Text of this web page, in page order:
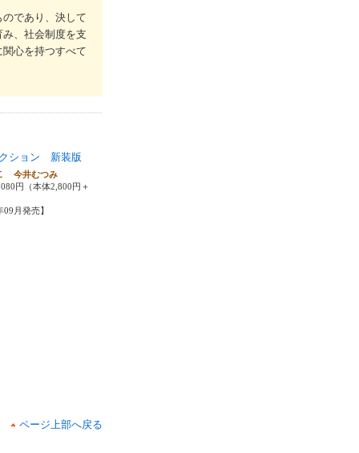
であり、決して
、社会制度を支
心を持つすべて
ション 新装版
今井むつみ
円（本体2,800円＋
09月発売】
ページ上部へ戻る